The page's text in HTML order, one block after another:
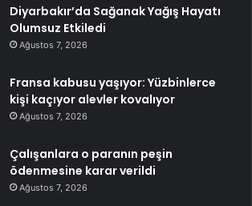
Diyarbakır’da Sağanak Yağış Hayatı
Olumsuz Etkiledi
Ağustos 7, 2026
Fransa kabusu yaşıyor: Yüzbinlerce
kişi kaçıyor alevler kovalıyor
Ağustos 7, 2026
Çalışanlara o paranın peşin
ödenmesine karar verildi
Ağustos 7, 2026